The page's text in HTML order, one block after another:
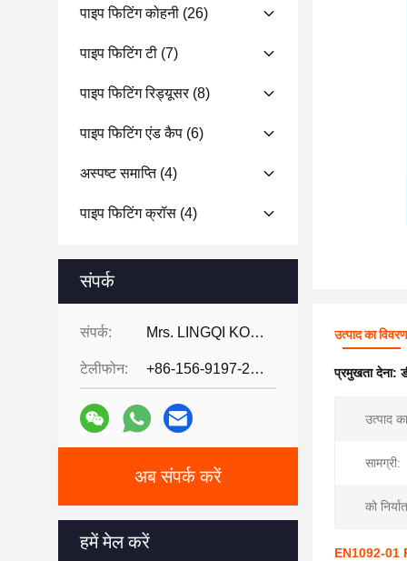
पाइप फिटिंग कोहनी (26)
पाइप फिटिंग टी (7)
पाइप फिटिंग रिड्यूसर(8)
पाइप फिटिंग एंड कैप (6)
अस्पष्ट समाप्ति(4)
पाइप फिटिंग क्रॉस (4)
संपर्क
संपर्क: Mrs. LINGQI KONG
टेलीफोन: +86-156-9197-2150
अब संपर्क करें
हमें मेल करें
उत्पाद का विवरण
प्रमुखता देना:
उत्पाद
सामग्री:
को
EN1092-01